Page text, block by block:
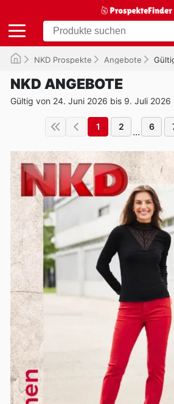
NKD Prospekte Angebote
NKD ANGEBOTE
Gültig von 24. Juni 2026 bis 9. Juli 2026
1 2 ... 6